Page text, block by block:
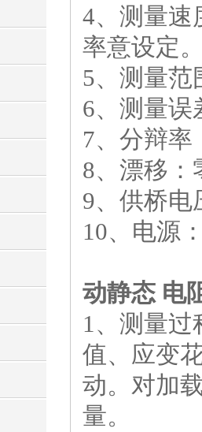
4、测量速
率意设定
5、测量范
6、测量误
7、分辩率
8、漂移：
9、供桥电
10、电源
动静态 电
1、测量
值、应变
动。对加
量。